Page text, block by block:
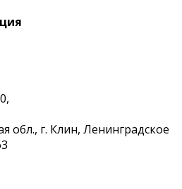
обл., г. Клин, Ленинградское